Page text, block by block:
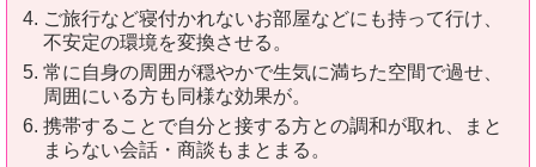
ご旅行など寝付かれないお部屋などにも持って行け、
不安定の環境を変換させる。
常に自身の周囲が穏やかで生気に満ちた空間で過せ、
周囲にいる方も同様な効果が。
携帯することで自分と接する方との調和が取れ、まと
まらない会話・商談もまとまる。